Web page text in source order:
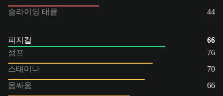
슬라이딩 태클
44
피지컬
66
점프
76
스태미나
70
몸싸움
66